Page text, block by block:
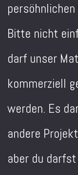
Bitte nicht
darf unser
kommerziell
werden. Es
andere
aber du